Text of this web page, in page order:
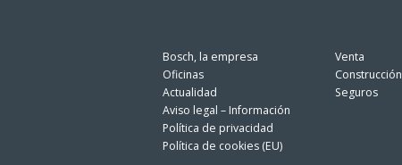
Bosch, la empresa
Oficinas
Actualidad
Aviso legal – Información
Política de privacidad
Política de cookies (EU)
Venta
Construcción
Seguros